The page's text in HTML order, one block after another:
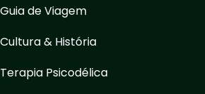
Guia de Viagem
Cultura & História
Terapia Psicodélica